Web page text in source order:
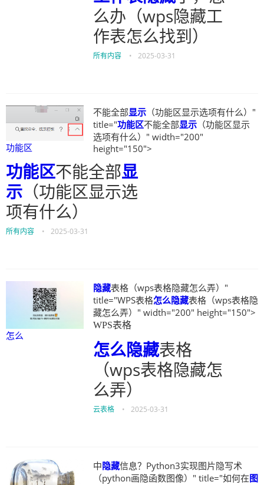
么办（wps隐藏工
作表怎么找到）
所有内容 • 2025-03-31
功能区
不能全部显示 （功能区显示选项有什么）"
title="功能区不能全部显示 （功能区显示
选项有什么）" width="200"
height="150">
功能区不能全部显
示 （功能区显示选
项有什么）
所有内容 • 2025-03-31
怎么
隐藏表格（wps表格隐藏怎么弄）"
title="WPS表格怎么隐藏表格（wps表格隐
藏怎么弄）" width="200" height="150">
WPS表格
怎么隐藏表格
（wps表格隐藏怎
么弄）
云表格 • 2025-03-31
中隐藏信息？Python3实现图片隐写术
（python画隐函数图像）" title="如何在图